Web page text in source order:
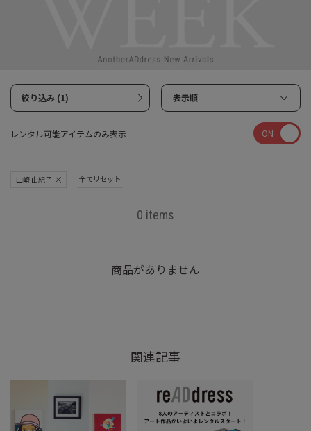
絞り込み (1) 表示順
レンタル可能アイテムのみ表示 ON
山崎 由紀子 全てリセット
0 items
商品がありません
関連記事